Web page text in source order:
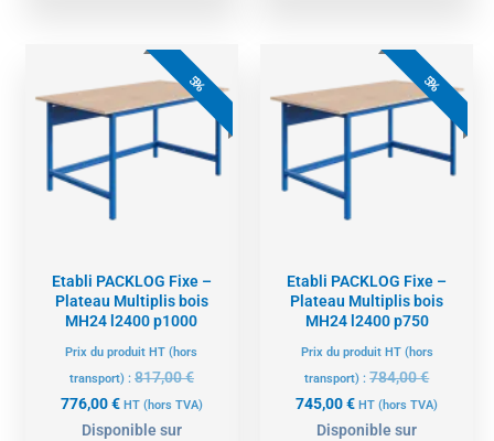
5%
Etabli PACKLOG Fixe –
Plateau Multiplis bois
MH24 l2400 p1000
Prix du produit HT (hors
transport) : 817,00€
prix
initial
était :
817,00 €.
776,00€
prix
actuel
776,00 €.
HT (hors TVA)
Disponible sur
5%
Etabli PACKLOG Fixe –
Plateau Multiplis bois
MH24 l2400 p750
Prix du produit HT (hors
transport) :784,00€
prix
initial
était :
784,00 €.
745,00€
prix
actuel
745,00 €.
HT (hors TVA)
Disponible sur